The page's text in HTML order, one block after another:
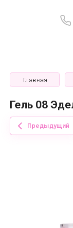
Главная
Гель 08
Предыдущий